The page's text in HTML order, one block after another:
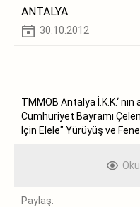
ANTALYA
30.10.2012
TMMOB Antalya İ.K.K.‘
Cumhuriyet Bayramı
İçin Elele" Yürüyüş ve
Paylaş: